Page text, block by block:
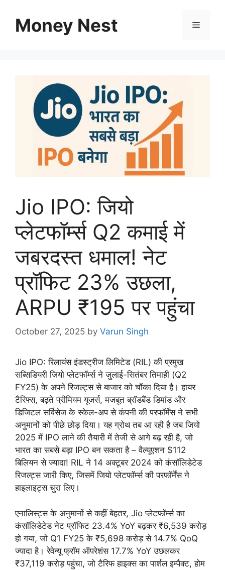
contentMoney Nest Menu
Jio IPO: जियो
प्लेटफॉर्म्स Q2 कमाई में
जबरदस्त धमाल! नेट
प्रॉफिट 23% उछला,
ARPU ₹195 पर पहुंचा
October 27, 2025 by Varun Singh
Jio IPO: रिलायंस इंडस्ट्रीज लिमिटेड (RIL) की प्रमुख
सब्सिडियरी जियो प्लेटफॉर्म्स ने जुलाई-सितंबर तिमाही (Q2
FY25) के अपने रिजल्ट्स से बाजार को चौंका दिया है। हायर
टैरिफ्स, बढ़ते प्रीमियम यूजर्स, मजबूत ब्रॉडबैंड डिमांड और
डिजिटल सर्विसेज के स्केल-अप से कंपनी की परफॉर्मेंस ने सभी
अनुमानों को पीछे छोड़ दिया। यह ग्रोथ तब आ रही है जब जियो
2025 में IPO लाने की तैयारी में तेजी से आगे बढ़ रही है, जो
भारत का सबसे बड़ा IPO बन सकता है – वैल्यूएशन $112
बिलियन से ज्यादा! RIL ने 14 अक्टूबर 2024 को कंसॉलिडेटेड
रिजल्ट्स जारी किए, जिसमें जियो प्लेटफॉर्म्स की परफॉर्मेंस ने
हाइलाइट्स चुरा लिए।
एनालिस्ट्स के अनुमानों से कहीं बेहतर, Jio प्लेटफॉर्म्स का
कंसॉलिडेटेड नेट प्रॉफिट 23.4% YoY बढ़कर ₹6,539 करोड़
हो गया, जो Q1 FY25 के ₹5,698 करोड़ से 14.7% QoQ
ज्यादा है। रेवेन्यू फ्रॉम ऑपरेशंस 17.7% YoY उछलकर
₹37,119 करोड़ पहुंचा, जो टैरिफ हाइक्स का पार्शल इम्पैक्ट, होम